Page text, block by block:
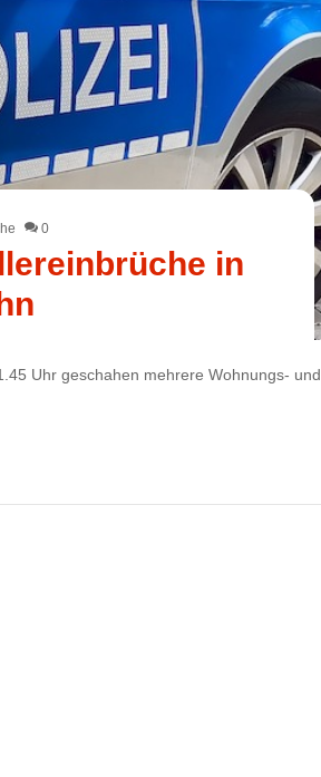
0
in
Uhr geschahen mehrere Wohnungs- und